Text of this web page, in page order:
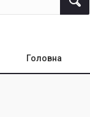
Головна